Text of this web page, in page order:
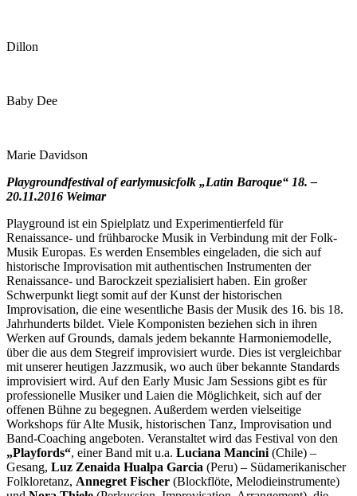
Dillon
Baby Dee
Marie Davidson
Playgroundfestival of earlymusicfolk „Latin Baroque“ 18. –
20.11.2016 Weimar
Playground ist ein Spielplatz und Experimentierfeld für
Renaissance- und frühbarocke Musik in Verbindung mit der Folk-
Musik Europas. Es werden Ensembles eingeladen, die sich auf
historische Improvisation mit authentischen Instrumenten der
Renaissance- und Barockzeit spezialisiert haben. Ein großer
Schwerpunkt liegt somit auf der Kunst der historischen
Improvisation, die eine wesentliche Basis der Musik des 16. bis 18.
Jahrhunderts bildet. Viele Komponisten beziehen sich in ihren
Werken auf Grounds, damals jedem bekannte Harmoniemodelle,
über die aus dem Stegreif improvisiert wurde. Dies ist vergleichbar
mit unserer heutigen Jazzmusik, wo auch über bekannte Standards
improvisiert wird. Auf den Early Music Jam Sessions gibt es für
professionelle Musiker und Laien die Möglichkeit, sich auf der
offenen Bühne zu begegnen. Außerdem werden vielseitige
Workshops für Alte Musik, historischen Tanz, Improvisation und
Band-Coaching angeboten. Veranstaltet wird das Festival von den
„Playfords“, einer Band mit u.a. Luciana Mancini (Chile) –
Gesang, Luz Zenaida Hualpa Garcia (Peru) – Südamerikanischer
Folkloretanz, Annegret Fischer (Blockflöte, Melodieinstrumente)